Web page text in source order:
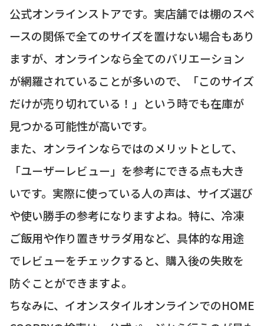
公式オンラインストアです。実店舗では棚のスペ
ースの関係で全てのサイズを置けない場合もあり
ますが、オンラインなら全てのバリエーション
が網羅されていることが多いので、「このサイズ
だけが売り切れている！」という時でも在庫が
見つかる可能性が高いです。
また、オンラインならではのメリットとして、
「ユーザーレビュー」を参考にできる点も大き
いです。実際に使っている人の声は、サイズ選び
や使い勝手の参考になりますよね。特に、冷凍
ご飯用や作り置きサラダ用など、具体的な用途
でレビューをチェックすると、購入後の失敗を
防ぐことができますよ。
ちなみに、イオンスタイルオンラインでのHOME